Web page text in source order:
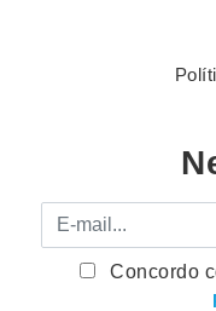
E-mail
Concordo